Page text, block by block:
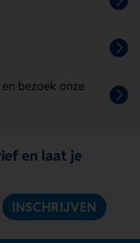
bezoek onze
en laat je
INSCHRIJVEN